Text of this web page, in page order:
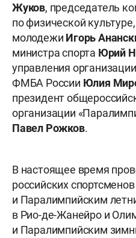
Жуков, председатель
по физической
молодежи Игорь
министра спорта Юрий
управления
ФМБА России Юлия
президент
организации
Павел Рожков.
В настоящее время
российских
и Паралимпийским
в Рио-де-Жанейро и
и Паралимпийским